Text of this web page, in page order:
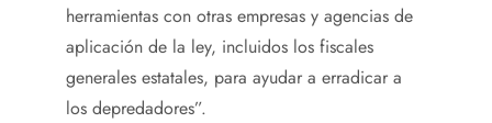
herramientas con otras empresas y agencias de
aplicación de la ley, incluidos los fiscales
generales estatales, para ayudar a erradicar a
los depredadores”.